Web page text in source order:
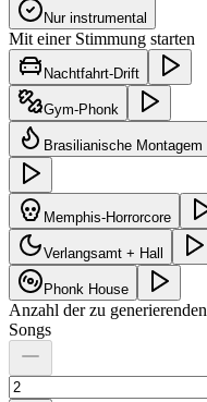
Nur instrumental
Mit einer Stimmung starten
Nachtfahrt-Drift
Gym-Phonk
Brasilianische Montagem
Memphis-Horrorcore
Verlangsamt + Hall
Phonk House
Anzahl der zu generierenden
Songs